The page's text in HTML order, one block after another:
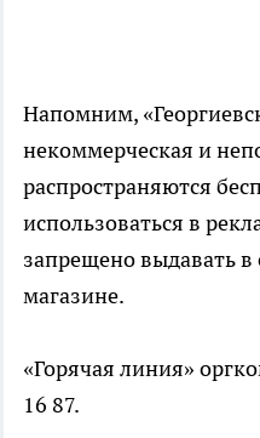
Напомним,
некоммерческая и
распространяются
использоваться в
запрещено выдавать
магазине.
«Горячая линия»
16 87.